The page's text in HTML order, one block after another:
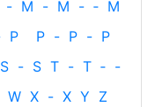
- M - M - ‐ M
P P - P - P
S - S T - T ‐ -
W X - X Y Z